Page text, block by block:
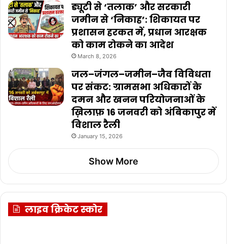
ड्यूटी से ‘तलाक’ और सरकारी
जमीन से ‘निकाह’: शिकायत पर
प्रशासन हरकत में, प्रधान आरक्षक
को काम रोकने का आदेश
March 8, 2026
जल–जंगल–जमीन–जैव विविधता
पर संकट: ग्रामसभा अधिकारों के
दमन और खनन परियोजनाओं के
ख़िलाफ़ 16 जनवरी को अंबिकापुर में
विशाल रैली
January 15, 2026
Show More
लाइव क्रिकेट स्कोर